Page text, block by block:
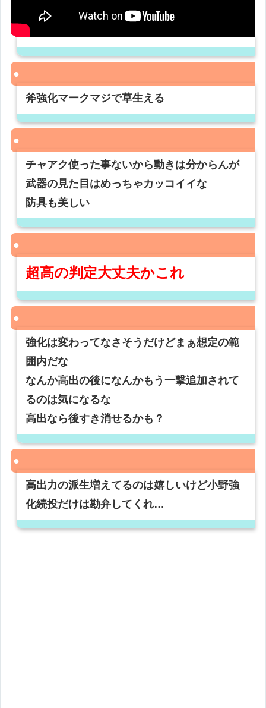
斧強化マークマジで草生える
チャアク使った事ないから動きは分からんが
武器の見た目はめっちゃカッコイイな
防具も美しい
超高の判定大丈夫かこれ
強化は変わってなさそうだけどまぁ想定の範
囲内だな
なんか高出の後になんかもう一撃追加されて
るのは気になるな
高出なら後すき消せるかも？
高出力の派生増えてるのは嬉しいけど小野強
化続投だけは勘弁してくれ…